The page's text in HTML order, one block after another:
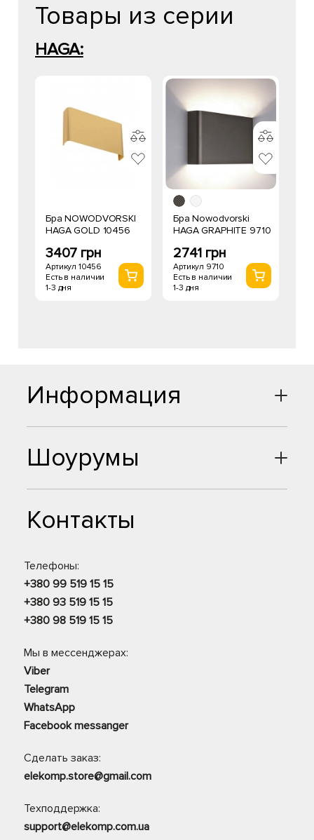
Товары из серии
HAGA:
Бра NOWODVORSKI
HAGA GOLD 10456
3407 грн
Артикул 10456
Есть в наличии
1-3 дня
Бра Nowodvorski
HAGA GRAPHITE 9710
2741 грн
Артикул 9710
Есть в наличии
1-3 дня
Шоурумы
Контакты
Телефоны:
+380 99 519 15 15
+380 93 519 15 15
+380 98 519 15 15
Мы в мессенджерах:
Viber
Telegram
WhatsApp
Facebook messanger
Сделать заказ:
elekomp.store@gmail.com
Техподдержка:
support@elekomp.com.ua
Информация